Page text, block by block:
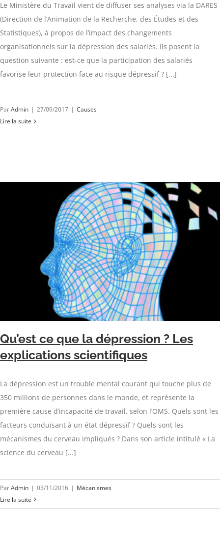
Le Ministère du Travail vient de diffuser ses analyses via la DARES
(Direction de l’Animation de la Recherche, des Études et des
Statistiques), à propos de l’impact des changements
organisationnels sur la dépression des salariés. Ils posent la
question suivante : est-ce que la participation des salariés
favorise leur protection face au risque dépressif ? [...]
ParAdmin | 27/09/2017 | Causes
Lire la suite
Qu’est ce que la dépression ? Les
explications scientifiques
La dépression est un trouble mental courant qui touche plus de
350 millions de personnes dans le monde, et représente la
première cause d’incapacité de travail, selon l’OMS. Quels sont les
facteurs conduisant à un état dépressif ? Quels sont les
mécanismes du cerveau impliqués ? Dans son article intitulé « La
science du cerveau [...]
ParAdmin | 03/11/2016 | Mécanismes
Lire la suite